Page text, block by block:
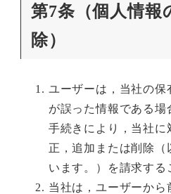
第7条（個人情報
除）
ユーザーは，当社の保
が誤った情報である場
手続きにより，当社に
正，追加または削除
います。）を請求する
当社は，ユーザーか